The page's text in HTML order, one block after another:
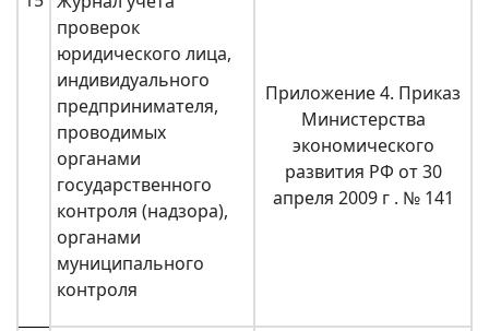
проверок
юридического лица,
индивидуального
предпринимателя,
проводимых
органами
государственного
контроля (надзора),
органами
муниципального
контроля
Приложение 4. Приказ
Министерства
экономического
развития РФ от 30
апреля 2009 г . № 141